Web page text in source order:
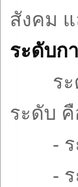
สังคม
ระดับก
ร
ระดับ คื
-
-